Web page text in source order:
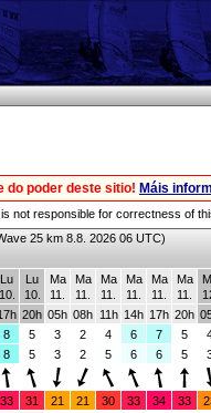
do poder deste sitio! Máis
not responsible for correctness of
25 km 8.8. 2026 06 UTC)
Lu
10.
Lu
10.
Ma
11.
Ma
11.
Ma
11.
Ma
11.
Ma
11.
Ma
11.
20h 05h 08h 11h 14h 17h 20h
8 5 3 2 4 6 7 5
8 5 3 2 5 6 6 5
33 31 21 21 30 33 34 33